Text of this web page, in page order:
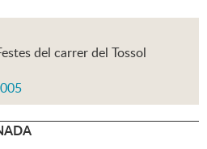
del carrer del Tossol